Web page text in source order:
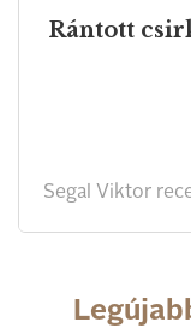
Rántott
Segal Viktor